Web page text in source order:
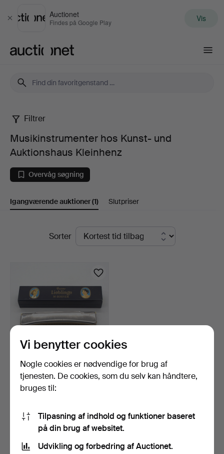
Luk
Auctionet
Findes på Google Play Vis
Musikinstrumenter
hos
Kunst-
und
Kleinhenz
Filtrer
Musikinstrumenter hos Kunst- und
Auktionshaus Kleinhenz
Overvåg søgning
Igangværende auktioner(1) Slutpriser
Igangværende
Sorter
MUNDHARMONIKA;
HOHNER - UNSERE
LIEBLINGE; …
10 dage
58 USD
Vi benytter cookies
Nogle cookies er nødvendige for brug af
tjenesten. De cookies, som du selv kan håndtere,
bruges til:
Tilpasning af indhold og funktioner baseret
på din brug af websitet.
Udvikling og forbedring af Auctionet.